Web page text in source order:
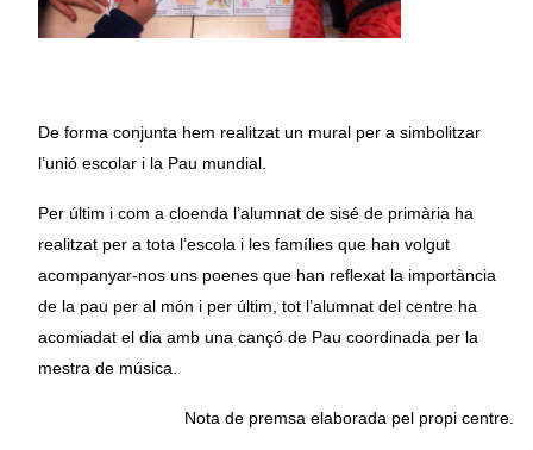
De forma conjunta hem realitzat un mural per a simbolitzar
l’unió escolar i la Pau mundial.
Per últim i com a cloenda l’alumnat de sisé de primària ha
realitzat per a tota l’escola i les famílies que han volgut
acompanyar-nos uns poenes que han reflexat la importància
de la pau per al món i per últim, tot l’alumnat del centre ha
acomiadat el dia amb una cançó de Pau coordinada per la
mestra de música.
Nota de premsa elaborada pel propi centre.